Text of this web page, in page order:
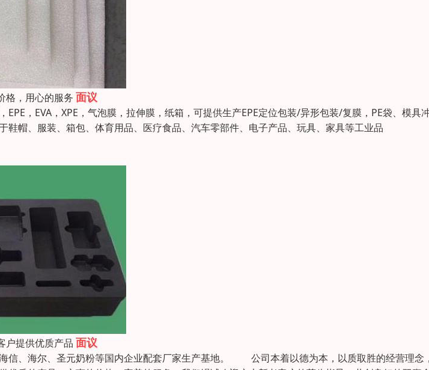
格，用心的服务 面议
EPE，EVA，XPE，气泡膜，拉伸膜，纸箱，可提供生产EPE定位包装/异形包装/复膜，PE袋、模具
鞋帽、服装、箱包、体育用品、医疗食品、汽车零部件、电子产品、玩具、家具等工业品
户提供优质产品 面议
信、海尔、圣元奶粉等国内企业配套厂家生产基地。 公司本着以德为本，以质取胜的经营理念